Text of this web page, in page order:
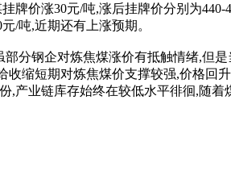
牌价涨30元/吨,涨后挂牌价分别为
/吨,近期还有上涨预期。
分钢企对炼焦煤涨价有抵触情绪,但
收缩短期对炼焦煤价支撑较强,价格
,产业链库存始终在较低水平徘徊,随